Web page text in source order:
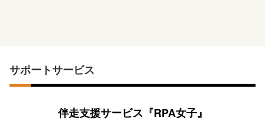
サポートサービス
伴走支援サービス『RPA女子』